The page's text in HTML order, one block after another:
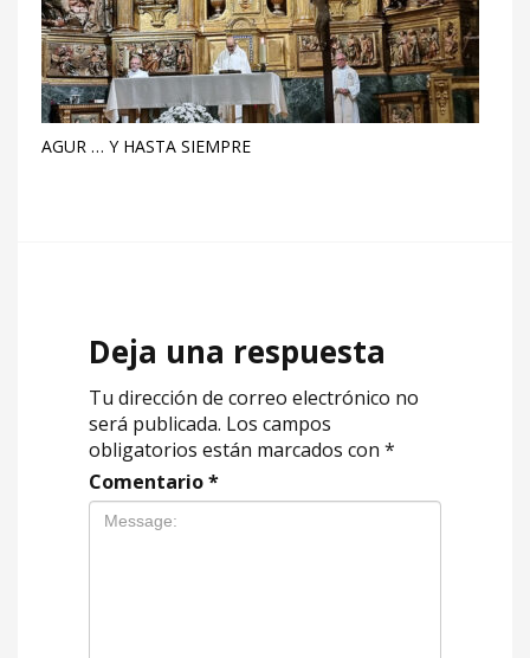
AGUR … Y HASTA SIEMPRE
Deja una respuesta
Tu dirección de correo electrónico no
será publicada. Los campos
obligatorios están marcados con *
Comentario*